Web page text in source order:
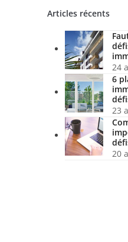
Articles récents
24
6
23
20